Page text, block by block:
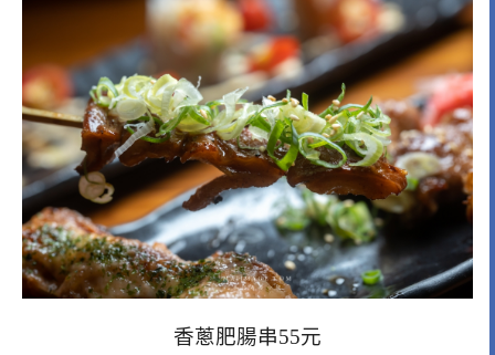
香蔥肥腸串55元